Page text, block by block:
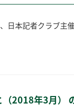
日本記者クラブ主
2018年3月）